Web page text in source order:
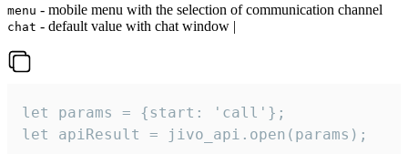
menu - mobile menu with the selection of communication channel
chat - default value with chat window |
let params = {start: 'call'};
let apiResult = jivo_api.open(params);